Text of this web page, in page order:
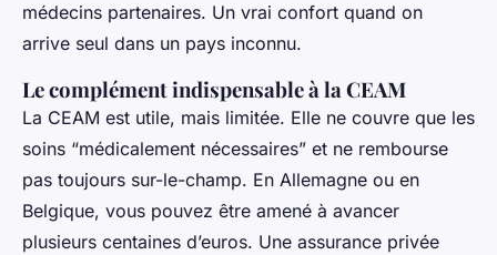
médecins partenaires. Un vrai confort quand on
arrive seul dans un pays inconnu.
Le complément indispensable à la CEAM
La CEAM est utile, mais limitée. Elle ne couvre que les
soins “médicalement nécessaires” et ne rembourse
pas toujours sur-le-champ. En Allemagne ou en
Belgique, vous pouvez être amené à avancer
plusieurs centaines d’euros. Une assurance privée